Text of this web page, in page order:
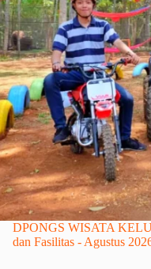
DPONGS WISATA
dan Fasilitas - Agustus